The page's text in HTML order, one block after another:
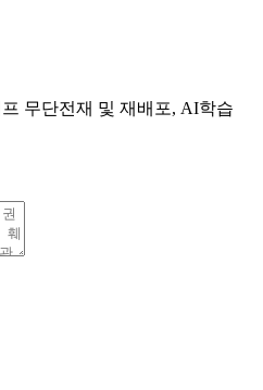
무단전재 및 재배포, AI학습